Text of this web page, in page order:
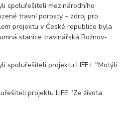
spoluřešiteli mezinárodního
travní porosty – zdroj pro
projektu v České republice byla
stanice travinářská Rožnov-
spoluřešiteli projektu LIFE+ "Motýli
projektu LIFE "Ze života